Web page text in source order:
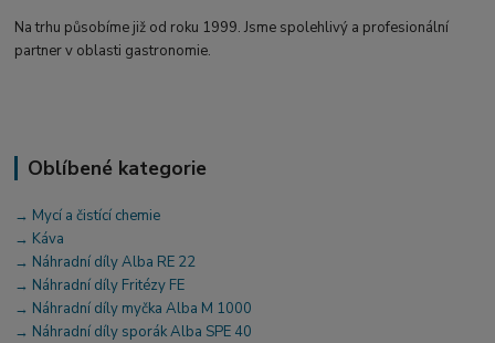
Na trhu působíme již od roku 1999. Jsme spolehlivý a profesionální
partner v oblasti gastronomie.
Oblíbené kategorie
→ Mycí a čistící chemie
→ Káva
→ Náhradní díly Alba RE 22
→ Náhradní díly Fritézy FE
→ Náhradní díly myčka Alba M 1000
→ Náhradní díly sporák Alba SPE 40